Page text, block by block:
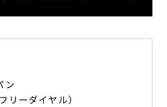
ン
リーダイヤル）